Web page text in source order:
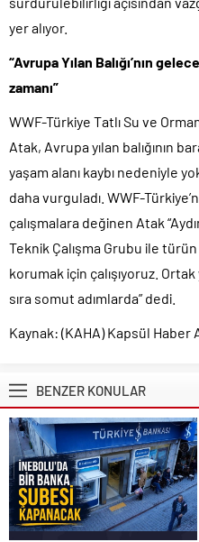
yer alıyor.
“Avrupa Yılan Balığı’nın
zamanı”
WWF-Türkiye Tatlı Su ve
Atak, Avrupa yılan balığının
yaşam alanı kaybı nedeniyle
daha vurguladı. WWF-
çalışmalara değinen Atak
Teknik Çalışma Grubu ile türün
korumak için çalışıyoruz.
sıra somut adımlarda” dedi.
Kaynak: (KAHA) Kapsül Haber
BENZER KONULAR